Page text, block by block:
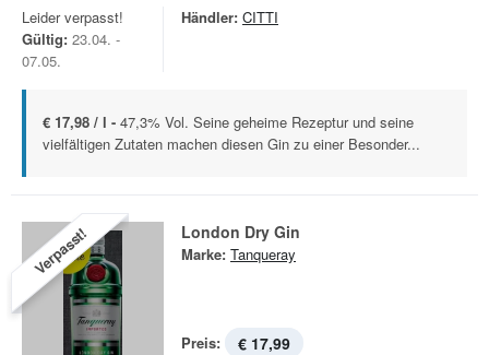
Leider verpasst!
Gültig: 23.04. -
07.05.
Händler: CITTI
€ 17,98 / l - 47,3% Vol. Seine geheime Rezeptur und seine
vielfältigen Zutaten machen diesen Gin zu einer Besonder...
Verpasst! London Dry Gin
Marke: Tanqueray
Preis: € 17,99